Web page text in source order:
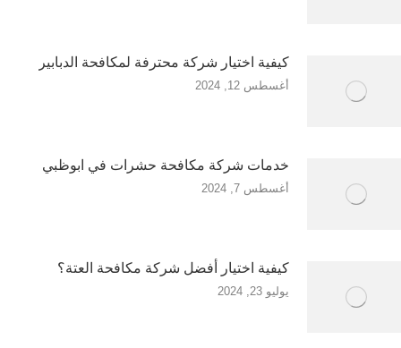
كيفية اختيار شركة محترفة لمكافحة الدبابير
أغسطس 12, 2024
خدمات شركة مكافحة حشرات في ابوظبي
أغسطس 7, 2024
كيفية اختيار أفضل شركة مكافحة العتة؟
يوليو 23, 2024